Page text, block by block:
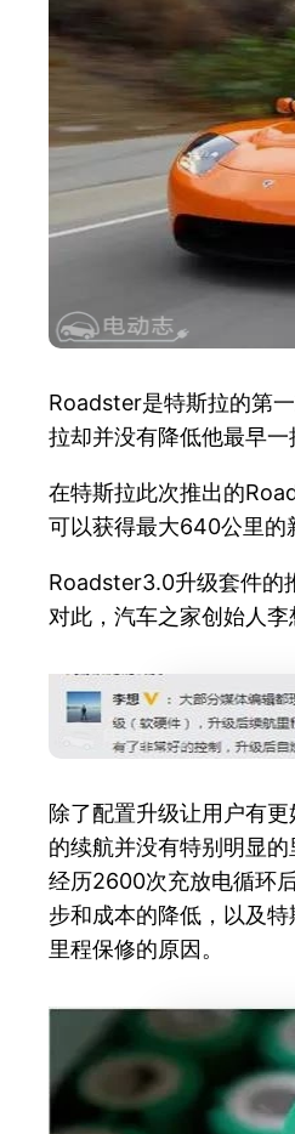
Roadster是特斯拉的第
拉却并没有降低他最早一
在特斯拉此次推出的
可以获得最大640公里的
Roadster3.0升级套件的
对此，汽车之家创始人
除了配置升级让用户有
的续航并没有特别明显
经历2600次充放电循环
步和成本的降低，以及
里程保修的原因。